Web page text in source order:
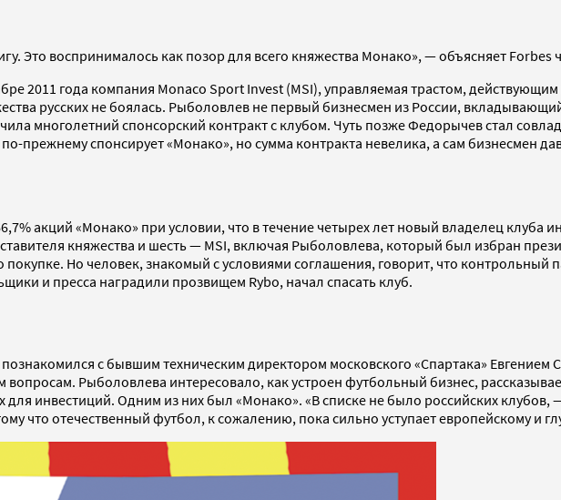
Это воспринималось как позор для всего княжества Монако», — объясняет Forbes
2011 года компания Monaco Sport Invest (MSI), управляемая трастом,
русских не боялась. Рыболовлев не первый бизнесмен из России,
многолетний спонсорский контракт с клубом. Чуть позже Федорычев стал
прежнему спонсирует «Монако», но сумма контракта невелика, а сам бизнесмен
акций «Монако» при условии, что в течение четырех лет новый владелец клуба
княжества и шесть — MSI, включая Рыболовлева, который был избран
Но человек, знакомый с условиями соглашения, говорит, что контрольный
и пресса наградили прозвищем Rybo, начал спасать клуб.
с бывшим техническим директором московского «Спартака»
вопросам. Рыболовлева интересовало, как устроен футбольный бизнес,
для инвестиций. Одним из них был «Монако». «В списке не было российских
что отечественный футбол, к сожалению, пока сильно уступает европейскому и